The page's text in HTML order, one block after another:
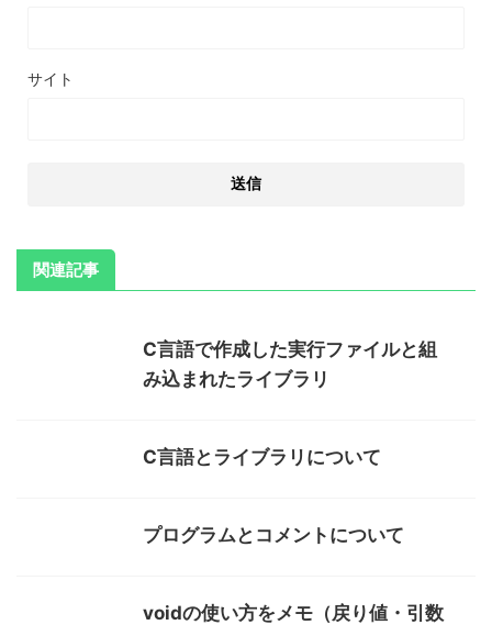
サイト
関連記事
C言語で作成した実行ファイルと組
み込まれたライブラリ
C言語とライブラリについて
プログラムとコメントについて
voidの使い方をメモ（戻り値・引数